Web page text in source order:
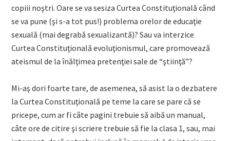
copiii noştri. Oare se va sesiza Curtea Constituţională când
se va pune (şi s-a tot pus!) problema orelor de educaţie
sexuală (mai degrabă sexualizantă)? Sau va interzice
Curtea Constituţională evoluţionismul, care promovează
ateismul de la înălţimea pretenţiei sale de “ştiinţă”?
Mi-aş dori foarte tare, de asemenea, să asist la o dezbatere
la Curtea Constituţională pe teme la care se pare că se
pricepe, cum ar fi câte pagini trebuie să aibă un manual,
câte ore de citire şi scriere trebuie să fie la clasa 1, sau, mai